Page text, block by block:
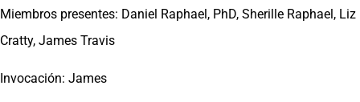
Miembros presentes: Daniel Raphael, PhD, Sherille Raphael, Liz
Cratty, James Travis
Invocación: James